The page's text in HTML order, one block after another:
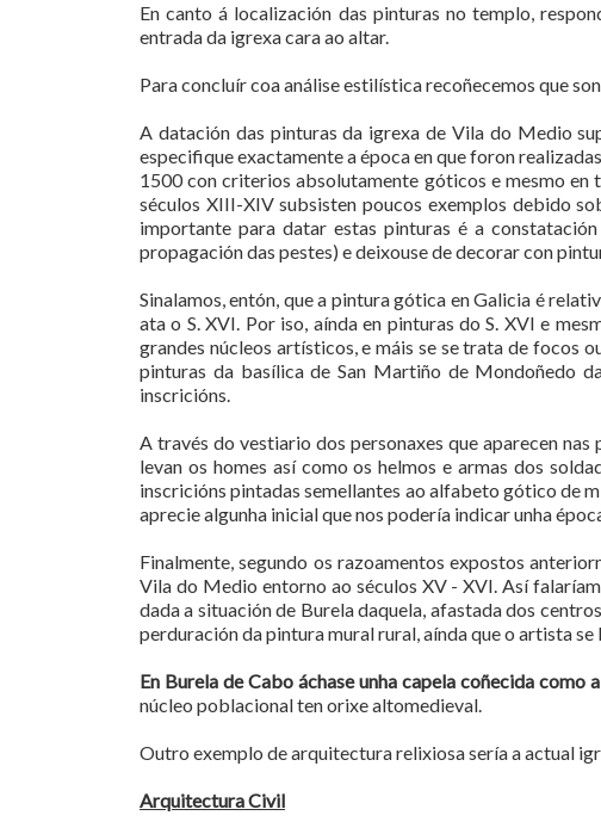
En canto á localización das pinturas no templo,
entrada da igrexa cara ao altar.
Para concluír coa análise estilística recoñecemos que
A datación das pinturas da igrexa de Vila do Medio
especifique exactamente a época en que foron
1500 con criterios absolutamente góticos e mesmo en
séculos XIII-XIV subsisten poucos exemplos debido
importante para datar estas pinturas é a
propagación das pestes) e deixouse de decorar con
Sinalamos, entón, que a pintura gótica en Galicia é
ata o S. XVI. Por iso, aínda en pinturas do S. XVI e
grandes núcleos artísticos, e máis se se trata de focos
pinturas da basílica de San Martiño de Mondoñedo
inscricións.
A través do vestiario dos personaxes que aparecen
levan os homes así como os helmos e armas dos
inscricións pintadas semellantes ao alfabeto gótico de
aprecie algunha inicial que nos podería indicar unha
Finalmente, segundo os razoamentos expostos
Vila do Medio entorno ao séculos XV - XVI. Así
dada a situación de Burela daquela, afastada dos
perduración da pintura mural rural, aínda que o artista
En Burela de Cabo áchase unha capela coñecida como
núcleo poblacional ten orixe altomedieval.
Outro exemplo de arquitectura relixiosa sería a actual
Arquitectura Civil